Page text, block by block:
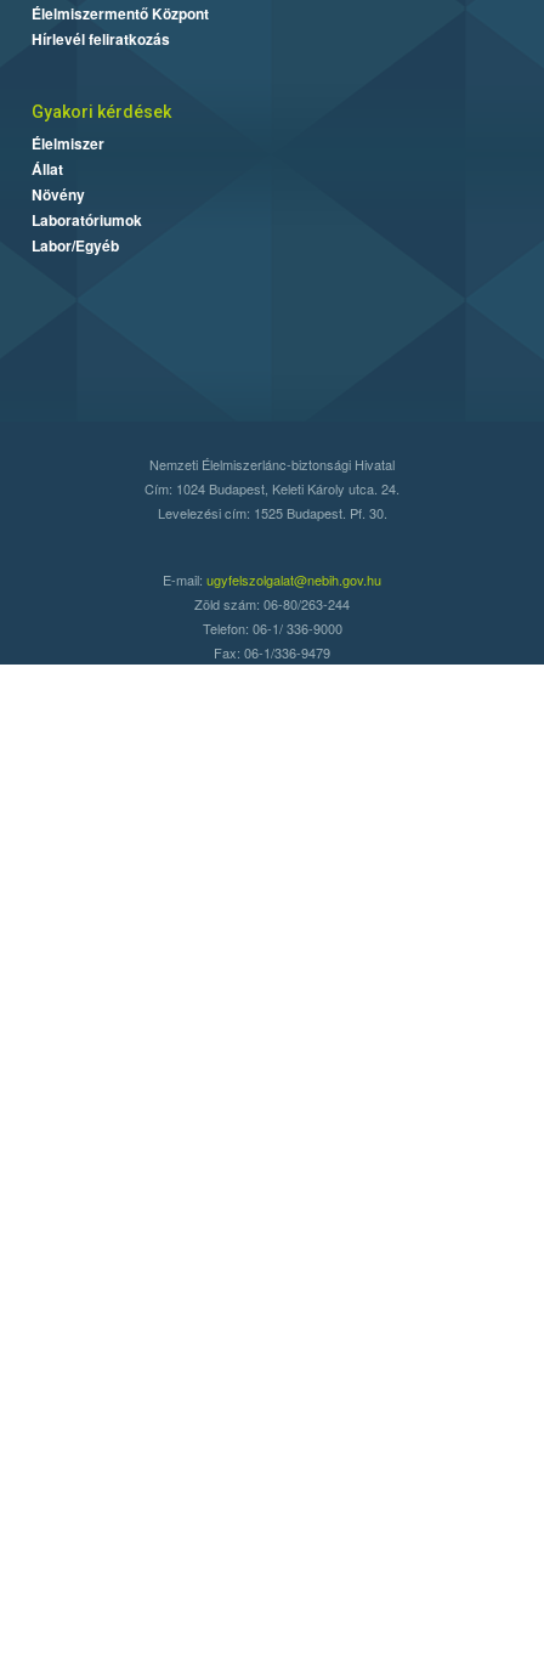
Élelmiszermentő Központ
Hírlevél feliratkozás
Gyakori kérdések
Élelmiszer
Állat
Növény
Laboratóriumok
Labor/Egyéb
Nemzeti Élelmiszerlánc-biztonsági Hivatal
Cím: 1024 Budapest, Keleti Károly utca. 24.
Levelezési cím: 1525 Budapest. Pf. 30.
E-mail: ugyfelszolgalat@nebih.gov.hu
Zöld szám: 06-80/263-244
Telefon: 06-1/ 336-9000
Fax: 06-1/336-9479